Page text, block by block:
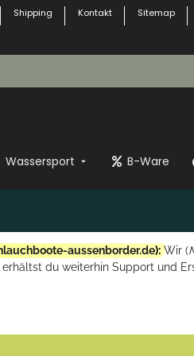
Shipping Kontakt Sitemap
Wassersport B-Ware
aussenborder.de): Wir (
du weiterhin Support und